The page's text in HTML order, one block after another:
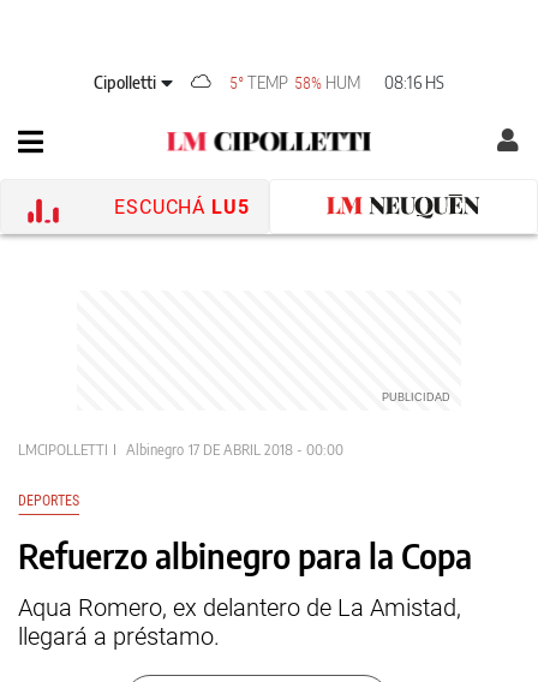
Cipolletti 5° TEMP 58% HUM 08:16 HS
ESCUCHÁ LU5
LMCIPOLLETTI Albinegro 17 DE ABRIL 2018 - 00:00
DEPORTES
Refuerzo albinegro para la Copa
Aqua Romero, ex delantero de La Amistad,
llegará a préstamo.